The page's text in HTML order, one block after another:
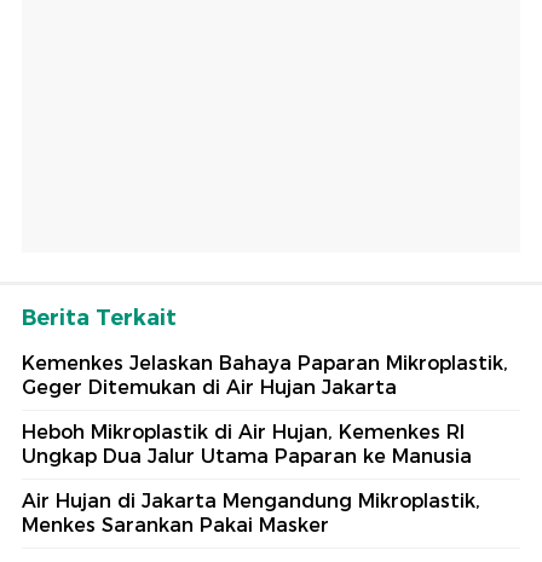
Berita Terkait
Kemenkes Jelaskan Bahaya Paparan Mikroplastik,
Geger Ditemukan di Air Hujan Jakarta
Heboh Mikroplastik di Air Hujan, Kemenkes RI
Ungkap Dua Jalur Utama Paparan ke Manusia
Air Hujan di Jakarta Mengandung Mikroplastik,
Menkes Sarankan Pakai Masker